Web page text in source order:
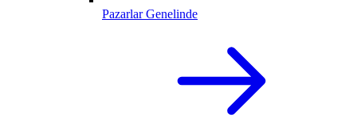
Pazarlar Genelinde